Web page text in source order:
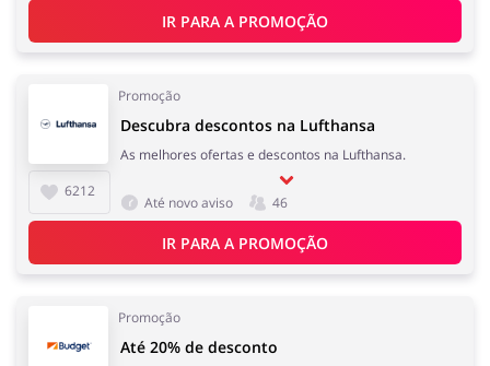
Roupas e Calçados Megastore
Tecnologia e eletrónica Joalheria e Acessórios
Melhor Amigo
IR PARA A PROMOÇÃO
Promoção
6212
Descubra descontos na Lufthansa
As melhores ofertas e descontos na Lufthansa.
Até novo aviso 46
IR PARA A PROMOÇÃO
Promoção
Até 20% de desconto